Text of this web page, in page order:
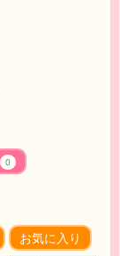
0
お気に入り